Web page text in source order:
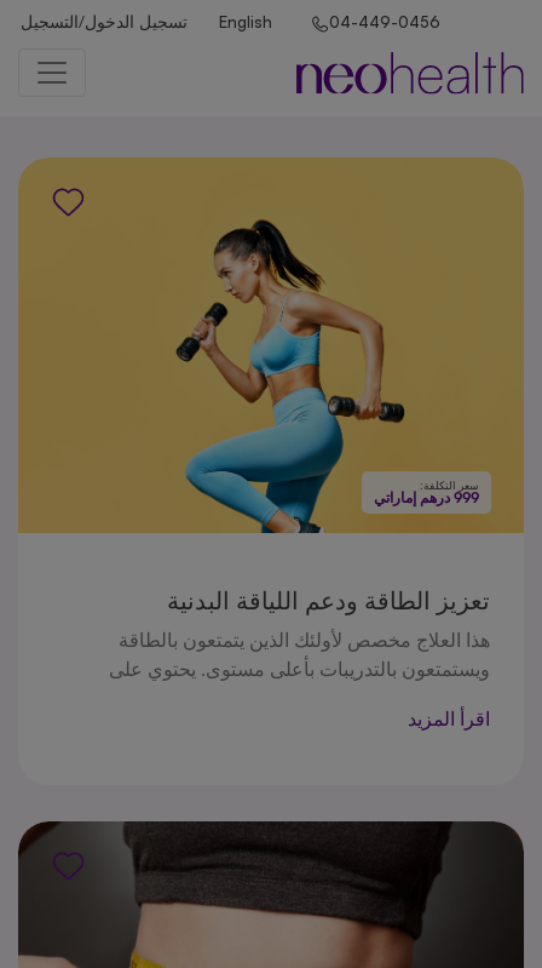
04-449-0456
English تسجيل الدخول/التسجيل
سعر التكلفة:
999 درهم إماراتي
تعزيز الطاقة ودعم اللياقة البدنية
هذا العلاج مخصص لأولئك الذين يتمتعون بالطاقة
ويستمتعون بالتدريبات بأعلى مستوى. يحتوي على
يزيد من قدرة الجسم على إفراز هرمون النمو البشري،
اقرأ المزيد